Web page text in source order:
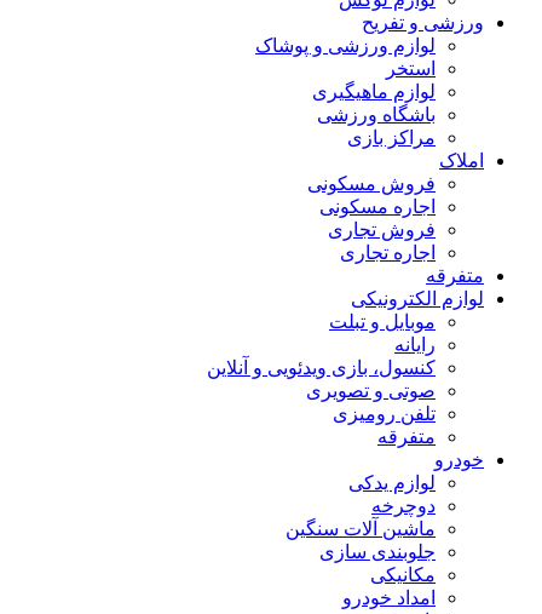
ورزشی و تفریح
لوازم ورزشی و پوشاک
استخر
لوازم ماهیگیری
باشگاه ورزشی
مراکز بازی
املاک
فروش مسکونی
اجاره مسکونی
فروش تجاری
اجاره تجاری
متفرقه
لوازم الکترونیکی
موبایل و تبلت
رایانه
کنسول، بازی‌ ویدئویی و آنلاین
صوتی و تصویری
تلفن رومیزی
متفرقه
خودرو
لوازم یدکی
دوچرخه
ماشین آلات سنگین
جلوبندی سازی
مکانیکی
امداد خودرو